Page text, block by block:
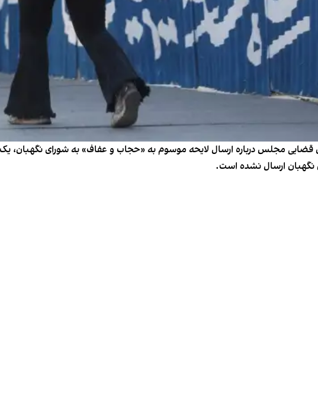
قضایی مجلس درباره ارسال لایحه موسوم به «حجاب و عفاف» به شورای
نگهبان ارسال نشده است.